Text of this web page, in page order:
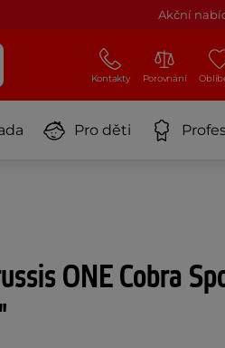
Akční
Kontakty Porovnání
Pro děti
ONE Cobra